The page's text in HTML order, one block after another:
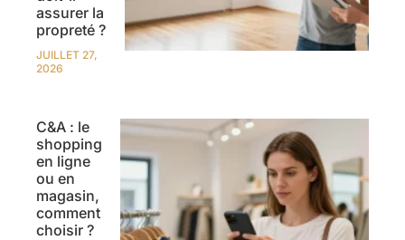
assurer la
propreté ?
JUILLET 27,
2026
C&A : le
shopping
en ligne
ou en
magasin,
comment
choisir ?